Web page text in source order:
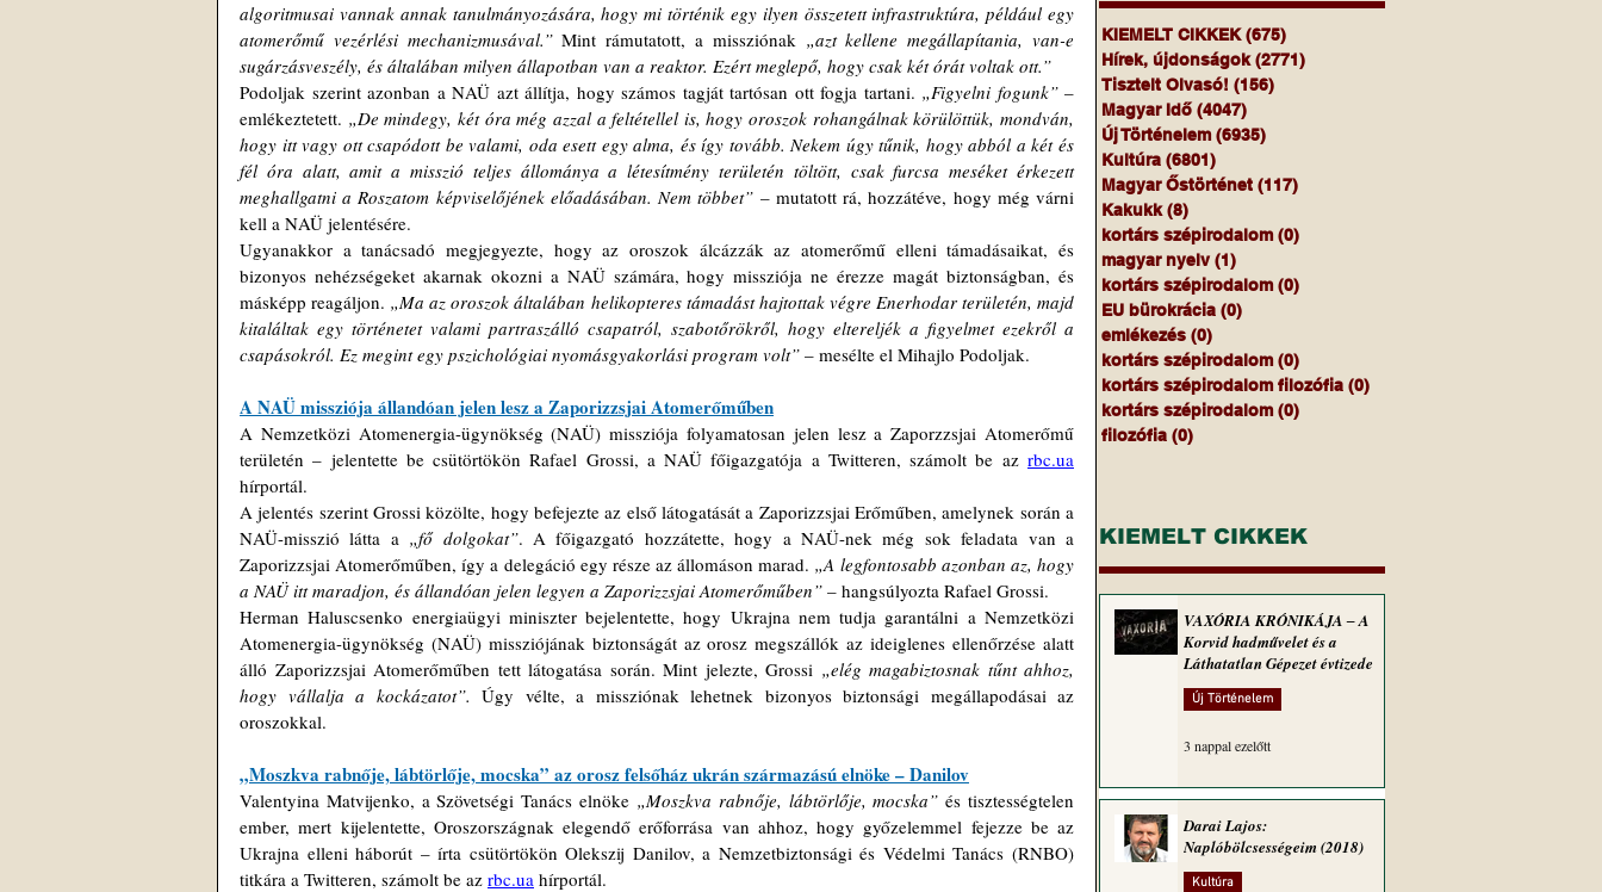
algoritmusai vannak annak tanulmányozására, hogy mi történik egy ilyen összetett infrastruktúra, például egy
atomerőmű vezérlési mechanizmusával.” Mint rámutatott, a missziónak „azt kellene megállapítania, van-e
sugárzásveszély, és általában milyen állapotban van a reaktor. Ezért meglepő, hogy csak két órát voltak ott.”
Podoljak szerint azonban a NAÜ azt állítja, hogy számos tagját tartósan ott fogja tartani. „Figyelni fogunk” –
emlékeztetett. „De mindegy, két óra még azzal a feltétellel is, hogy oroszok rohangálnak körülöttük, mondván,
hogy itt vagy ott csapódott be valami, oda esett egy alma, és így tovább. Nekem úgy tűnik, hogy abból a két és
fél óra alatt, amit a misszió teljes állománya a létesítmény területén töltött, csak furcsa meséket érkezett
meghallgatni a Roszatom képviselőjének előadásában. Nem többet” – mutatott rá, hozzátéve, hogy még várni
kell a NAÜ jelentésére.
Ugyanakkor a tanácsadó megjegyezte, hogy az oroszok álcázzák az atomerőmű elleni támadásaikat, és
bizonyos nehézségeket akarnak okozni a NAÜ számára, hogy missziója ne érezze magát biztonságban, és
másképp reagáljon. „Ma az oroszok általában helikopteres támadást hajtottak végre Enerhodar területén, majd
kitaláltak egy történetet valami partraszálló csapatról, szabotőrökről, hogy eltereljék a figyelmet ezekről a
csapásokról. Ez megint egy pszichológiai nyomásgyakorlási program volt” – mesélte el Mihajlo Podoljak.
A NAÜ missziója állandóan jelen lesz a Zaporizzsjai Atomerőműben
A Nemzetközi Atomenergia-ügynökség (NAÜ) missziója folyamatosan jelen lesz a Zaporzzsjai Atomerőmű
területén – jelentette be csütörtökön Rafael Grossi, a NAÜ főigazgatója a Twitteren, számolt be az rbc.ua
hírportál.
A jelentés szerint Grossi közölte, hogy befejezte az első látogatását a Zaporizzsjai Erőműben, amelynek során a
NAÜ-misszió látta a „fő dolgokat”. A főigazgató hozzátette, hogy a NAÜ-nek még sok feladata van a
Zaporizzsjai Atomerőműben, így a delegáció egy része az állomáson marad. „A legfontosabb azonban az, hogy
a NAÜ itt maradjon, és állandóan jelen legyen a Zaporizzsjai Atomerőműben” – hangsúlyozta Rafael Grossi.
Herman Haluscsenko energiaügyi miniszter bejelentette, hogy Ukrajna nem tudja garantálni a Nemzetközi
Atomenergia-ügynökség (NAÜ) missziójának biztonságát az orosz megszállók az ideiglenes ellenőrzése alatt
álló Zaporizzsjai Atomerőműben tett látogatása során. Mint jelezte, Grossi „elég magabiztosnak tűnt ahhoz,
hogy vállalja a kockázatot”. Úgy vélte, a missziónak lehetnek bizonyos biztonsági megállapodásai az
oroszokkal.
„Moszkva rabnője, lábtörlője, mocska” az orosz felsőház ukrán származású elnöke – Danilov
Valentyina Matvijenko, a Szövetségi Tanács elnöke „Moszkva rabnője, lábtörlője, mocska” és tisztességtelen
ember, mert kijelentette, Oroszországnak elegendő erőforrása van ahhoz, hogy győzelemmel fejezze be az
Ukrajna elleni háborút – írta csütörtökön Olekszij Danilov, a Nemzetbiztonsági és Védelmi Tanács (RNBO)
titkára a Twitteren, számolt be az rbc.ua hírportál.
KIEMELT CIKKEK (675)
Hírek, újdonságok (2771)
Tisztelt Olvasó! (156)
Magyar Idő (4047)
Új Történelem (6935)
Kultúra (6801)
Magyar Őstörténet (117)
Kakukk (8)
kortárs szépirodalom (0)
magyar nyelv (1)
kortárs szépirodalom (0)
EU bürokrácia (0)
emlékezés (0)
kortárs szépirodalom (0)
kortárs szépirodalom filozófia (0)
kortárs szépirodalom (0)
filozófia (0)
KIEMELT CIKKEK
VAXÓRIA KRÓNIKÁJA ‒ A
Korvid hadművelet és a
Láthatatlan Gépezet évtizede
Új Történelem
3 nappal ezelőtt
Darai Lajos:
Naplóbölcsességeim (2018)
Kultúra